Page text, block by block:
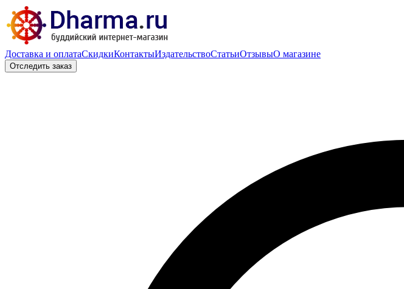
Доставка и оплатаСкидкиКонтактыИздательствоСтатьиОтзывыО магазине
Отследить заказ